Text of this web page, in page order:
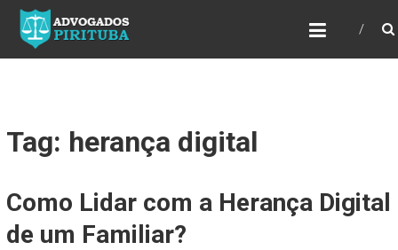
ADVOGADOS PIRITUBA
Precisando de advogado? Entre em contato!
Fazemos toda a assessoria que você
Tag: herança digital
Como Lidar com a Herança Digital
de um Familiar?